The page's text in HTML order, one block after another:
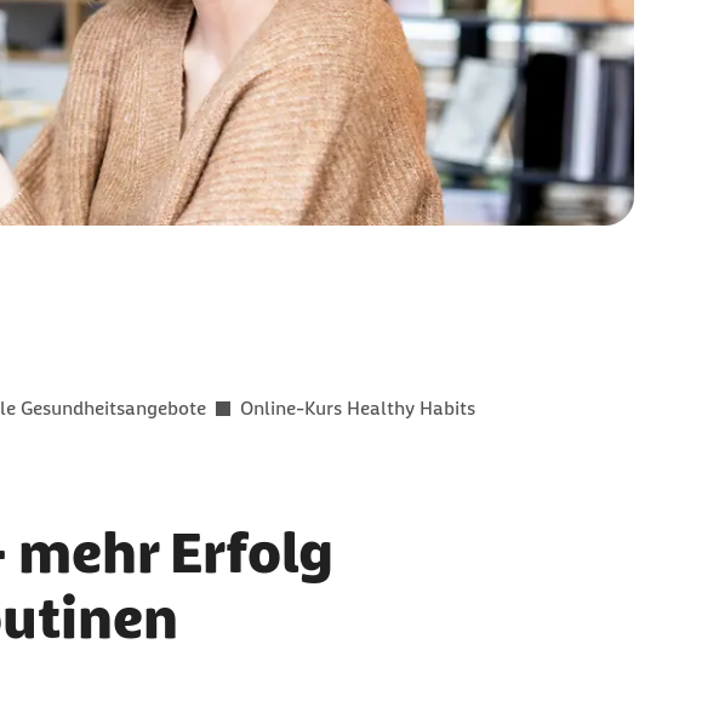
Gesundheitsangebote Online-Kurs Healthy Habits
Erfolg